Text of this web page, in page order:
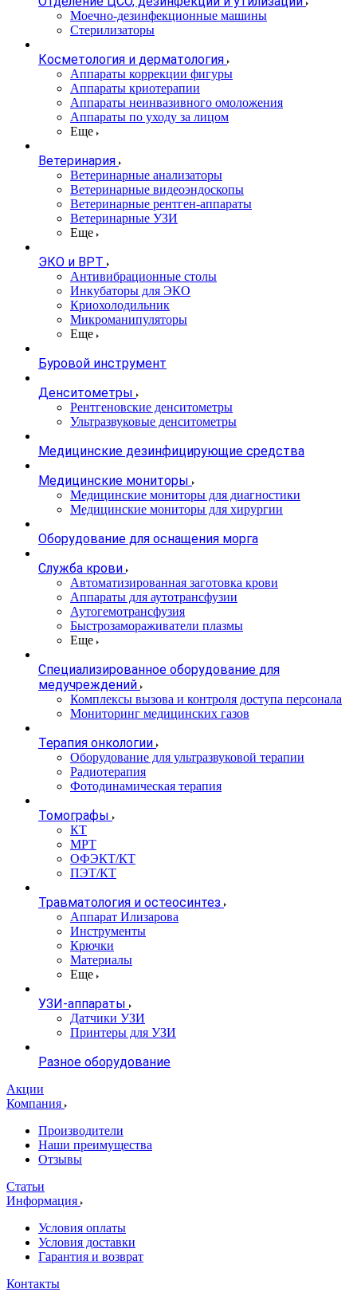
Моечно-дезинфекционные машины
Стерилизаторы
Косметология и дерматология
Аппараты коррекции фигуры
Аппараты криотерапии
Аппараты неинвазивного омоложения
Аппараты по уходу за лицом
Еще
Ветеринария
Ветеринарные анализаторы
Ветеринарные видеоэндоскопы
Ветеринарные рентген-аппараты
Ветеринарные УЗИ
Еще
ЭКО и ВРТ
Антивибрационные столы
Инкубаторы для ЭКО
Криохолодильник
Микроманипуляторы
Еще
Буровой инструмент
Денситометры
Рентгеновские денситометры
Ультразвуковые денситометры
Медицинские дезинфицирующие средства
Медицинские мониторы
Медицинские мониторы для диагностики
Медицинские мониторы для хирургии
Оборудование для оснащения морга
Служба крови
Автоматизированная заготовка крови
Аппараты для аутотрансфузии
Аутогемотрансфузия
Быстрозамораживатели плазмы
Еще
Специализированное оборудование для
медучреждений
Комплексы вызова и контроля доступа персонала
Мониторинг медицинских газов
Терапия онкологии
Оборудование для ультразвуковой терапии
Радиотерапия
Фотодинамическая терапия
Томографы
КТ
МРТ
ОФЭКТ/КТ
ПЭТ/КТ
Травматология и остеосинтез
Аппарат Илизарова
Инструменты
Крючки
Материалы
Еще
УЗИ-аппараты
Датчики УЗИ
Принтеры для УЗИ
Разное оборудование
Акции
Компания
Производители
Наши преимущества
Отзывы
Статьи
Информация
Условия оплаты
Условия доставки
Гарантия и возврат
Контакты